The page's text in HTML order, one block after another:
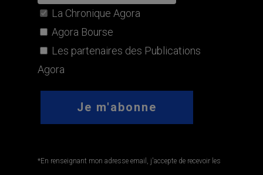
La Chronique Agora
Agora Bourse
Les partenaires des Publications
Agora
*En renseignant mon adresse email, j'accepte de recevoir les